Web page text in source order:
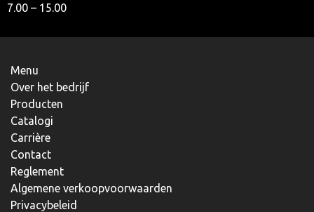
7.00 – 15.00
Menu
Over het bedrijf
Producten
Catalogi
Carrière
Contact
Reglement
Algemene verkoopvoorwaarden
Privacybeleid